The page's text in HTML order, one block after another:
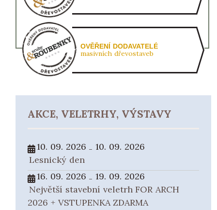
OVĚŘENÍ DODAVATELÉ
masivních dřevostaveb
AKCE, VELETRHY, VÝSTAVY
10. 09. 2026 -10. 09. 2026
Lesnický den
16. 09. 2026 -19. 09. 2026
Největší stavební veletrh FOR ARCH
2026 + VSTUPENKA ZDARMA